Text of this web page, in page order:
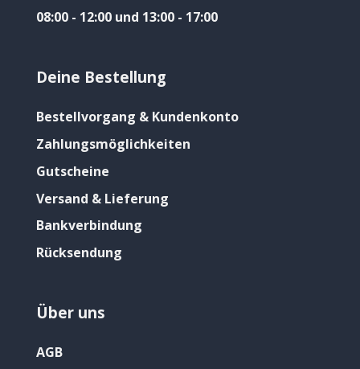
08:00 - 12:00 und 13:00 - 17:00
Deine Bestellung
Bestellvorgang & Kundenkonto
Zahlungsmöglichkeiten
Gutscheine
Versand & Lieferung
Bankverbindung
Rücksendung
Über uns
AGB